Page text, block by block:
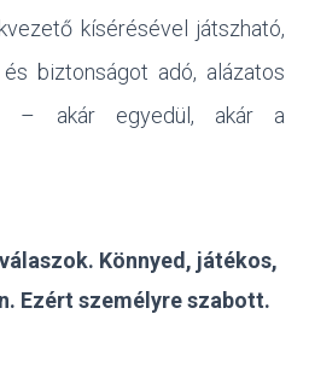
kísérésével játszható,
biztonságot adó, alázatos
– akár egyedül, akár a
Könnyed, játékos,
Ezért személyre szabott.